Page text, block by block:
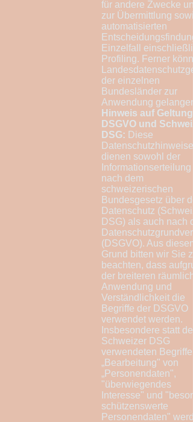
für andere Zwecke
zur Übermittlung
automatisierten
Einzelfall
Profiling. Ferner
der einzelnen
Bundesländer zur
Anwendung gelangen.
Hinweis auf Geltung
DSGVO und
DSG: Diese
Datenschutzhinweise
dienen sowohl der
Informationserteilung
nach dem
schweizerischen
Bundesgesetz über
Datenschutz
DSG) als auch nach
(DSGVO). Aus diesem
Grund bitten wir Sie zu
beachten, dass
der breiteren
Anwendung und
Verständlichkeit die
Begriffe der DSGVO
verwendet werden.
Insbesondere statt
Schweizer DSG
verwendeten Begriffe
„Bearbeitung" von
„Personendaten",
"überwiegendes
Interesse" und
schützenswerte
Personendaten"